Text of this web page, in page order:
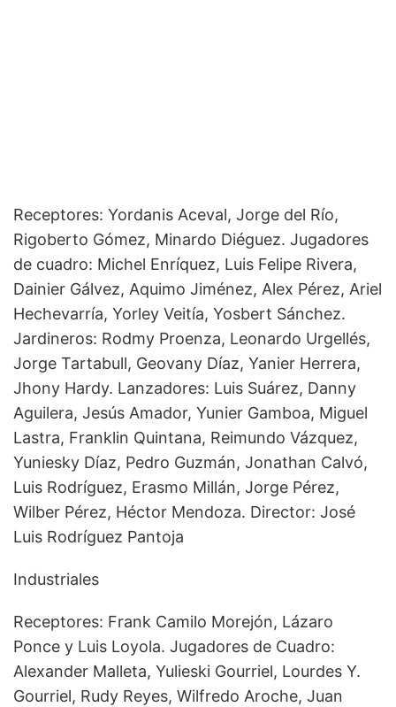
Receptores: Yordanis Aceval, Jorge del Río,
Rigoberto Gómez, Minardo Diéguez. Jugadores
de cuadro: Michel Enríquez, Luis Felipe Rivera,
Dainier Gálvez, Aquimo Jiménez, Alex Pérez, Ariel
Hechevarría, Yorley Veitía, Yosbert Sánchez.
Jardineros: Rodmy Proenza, Leonardo Urgellés,
Jorge Tartabull, Geovany Díaz, Yanier Herrera,
Jhony Hardy. Lanzadores: Luis Suárez, Danny
Aguilera, Jesús Amador, Yunier Gamboa, Miguel
Lastra, Franklin Quintana, Reimundo Vázquez,
Yuniesky Díaz, Pedro Guzmán, Jonathan Calvó,
Luis Rodríguez, Erasmo Millán, Jorge Pérez,
Wilber Pérez, Héctor Mendoza. Director: José
Luis Rodríguez Pantoja
Industriales
Receptores: Frank Camilo Morejón, Lázaro
Ponce y Luis Loyola. Jugadores de Cuadro:
Alexander Malleta, Yulieski Gourriel, Lourdes Y.
Gourriel, Rudy Reyes, Wilfredo Aroche, Juan